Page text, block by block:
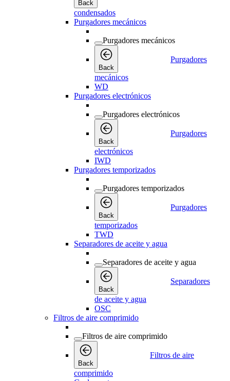
Back
condensados
Purgadores mecánicos
Purgadores mecánicos
Back
Purgadores
mecánicos
WD
Purgadores electrónicos
Purgadores electrónicos
Back
Purgadores
electrónicos
IWD
Purgadores temporizados
Purgadores temporizados
Back
Purgadores
temporizados
TWD
Separadores de aceite y agua
Separadores de aceite y agua
Back
Separadores
de aceite y agua
OSC
Filtros de aire comprimido
Filtros de aire comprimido
Back
Filtros de aire
comprimido